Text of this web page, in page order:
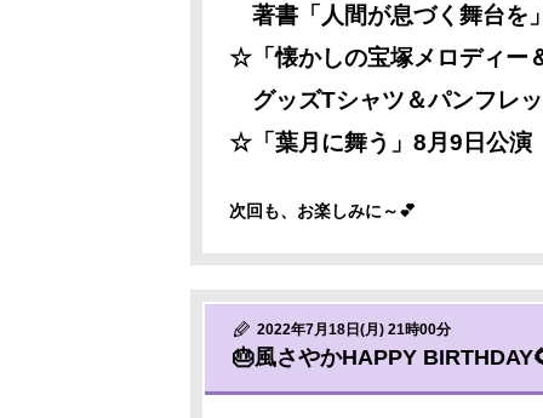
著書「人間が息づく舞台を
☆「懐かしの宝塚メロディー
グッズTシャツ＆パンフレ
☆「葉月に舞う」8月9日公
次回も、お楽しみに～💕
2022年7月18日(月) 21時00分
🎂風さやかHAPPY